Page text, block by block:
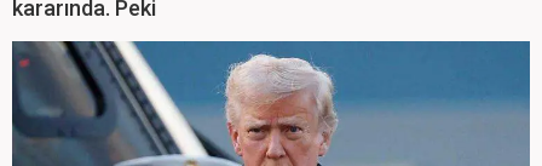
kararında. Peki